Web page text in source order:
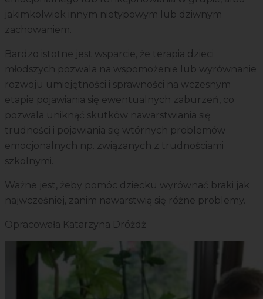
jakimkolwiek innym nietypowym lub dziwnym
zachowaniem.
Bardzo istotne jest wsparcie, że terapia dzieci
młodszych pozwala na wspomożenie lub wyrównanie
rozwoju umiejętności i sprawności na wczesnym
etapie pojawiania się ewentualnych zaburzeń, co
pozwala uniknąć skutków nawarstwiania się
trudności i pojawiania się wtórnych problemów
emocjonalnych np. związanych z trudnościami
szkolnymi.
Ważne jest, żeby pomóc dziecku wyrównać braki jak
najwcześniej, zanim nawarstwią się różne problemy.
Opracowała Katarzyna Dróżdż